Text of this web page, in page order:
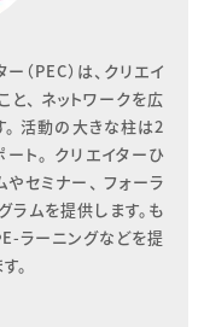
（PEC）は、クリエイ
、 ネットワークを広
活動の大きな柱は2
ト。 クリエイターひ
セミナー、 フォーラ
ラムを提供します。も
ラーニングなどを提
。